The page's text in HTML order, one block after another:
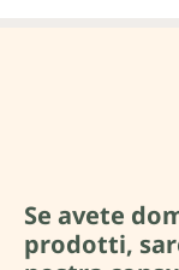
Se avete
prodotti,